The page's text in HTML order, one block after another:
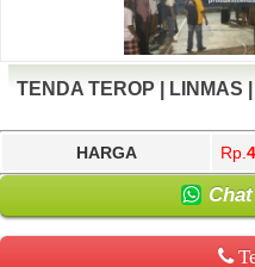
TENDA TEROP | LINMAS
HARGA Rp.